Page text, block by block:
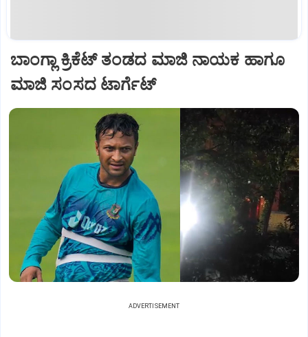
ಬಾಂಗ್ಲಾ ಕ್ರಿಕೆಟ್ ತಂಡದ ಮಾಜಿ ನಾಯಕ ಹಾಗೂ
ಮಾಜಿ ಸಂಸದ ಟಾರ್ಗೆಟ್
ADVERTISEMENT